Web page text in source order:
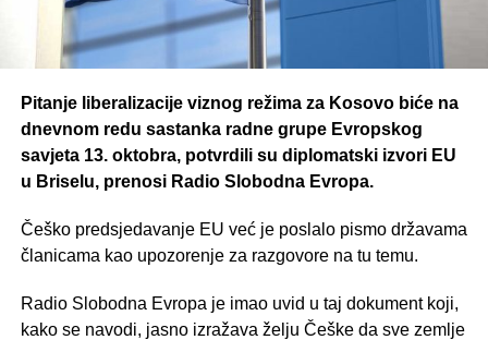
Pitanje liberalizacije viznog režima za Kosovo biće na
dnevnom redu sastanka radne grupe Evropskog
savjeta 13. oktobra, potvrdili su diplomatski izvori EU
u Briselu, prenosi Radio Slobodna Evropa.
Češko predsjedavanje EU već je poslalo pismo državama
članicama kao upozorenje za razgovore na tu temu.
Radio Slobodna Evropa je imao uvid u taj dokument koji,
kako se navodi, jasno izražava želju Češke da sve zemlje